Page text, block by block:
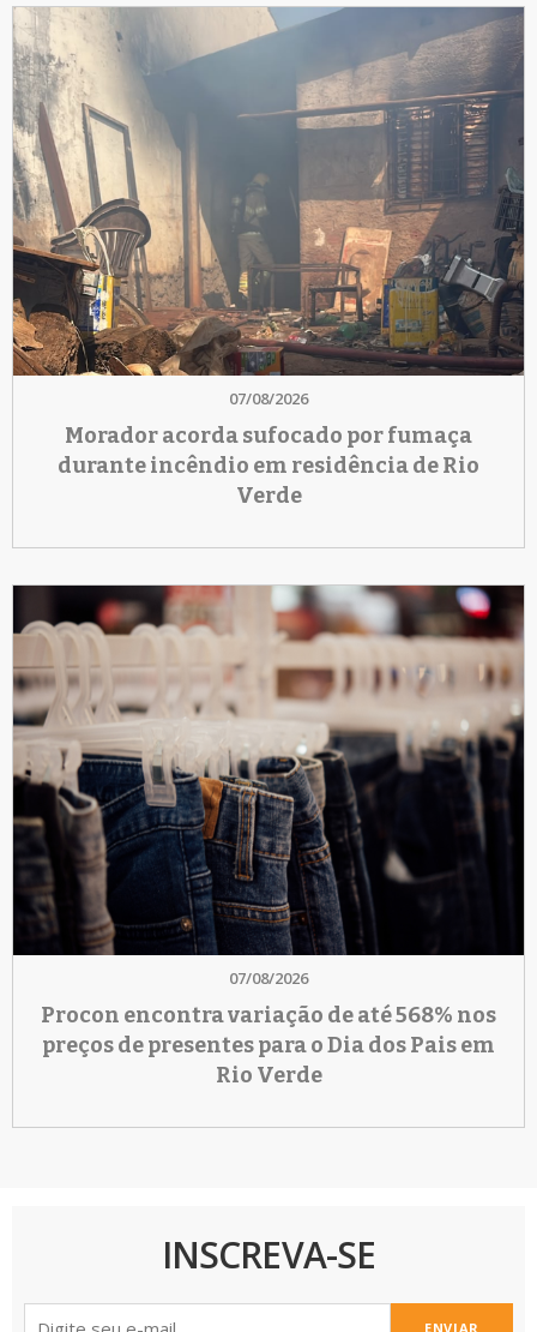
07/08/2026
Morador acorda sufocado por fumaça
durante incêndio em residência de Rio
Verde
07/08/2026
Procon encontra variação de até 568% nos
preços de presentes para o Dia dos Pais em
Rio Verde
INSCREVA-SE
ENVIAR